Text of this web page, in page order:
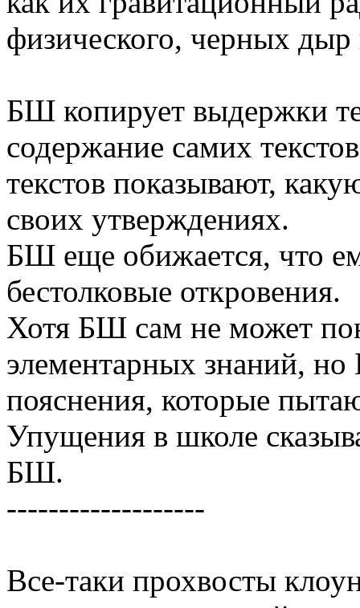
физического, черных
БШ копирует выдержки
содержание самих
текстов показывают,
своих утверждениях.
БШ еще обижается, что
бестолковые откровения.
Хотя БШ сам не может
элементарных знаний,
пояснения, которые
Упущения в школе
БШ.
-------------------
Все-таки прохвосты